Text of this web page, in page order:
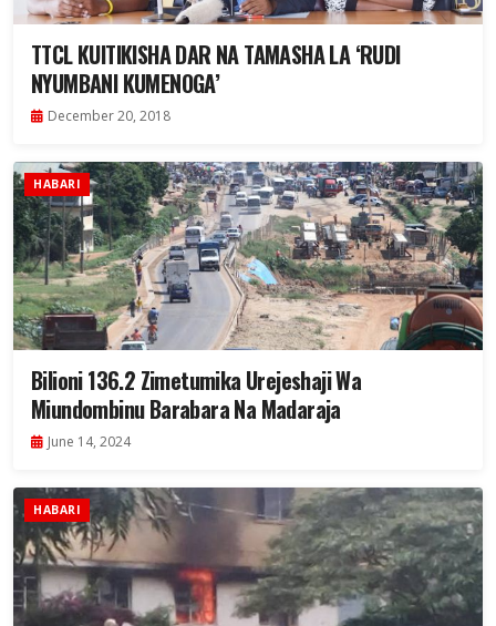
TTCL KUITIKISHA DAR NA TAMASHA LA ‘RUDI
NYUMBANI KUMENOGA’
December 20, 2018
HABARI
Bilioni 136.2 Zimetumika Urejeshaji Wa
Miundombinu Barabara Na Madaraja
June 14, 2024
HABARI